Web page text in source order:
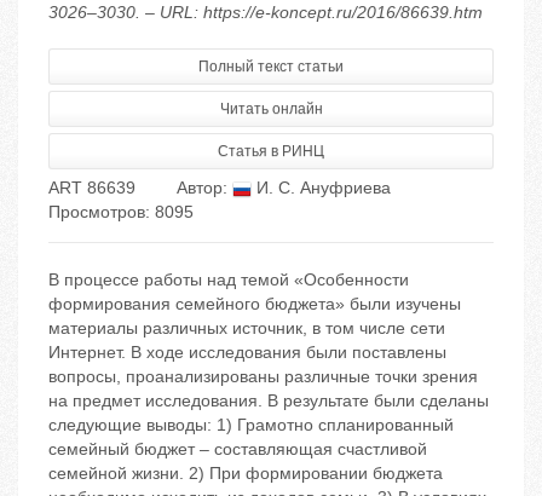
3026–3030. – URL: https://e-koncept.ru/2016/86639.htm
Полный текст статьи
Читать онлайн
Статья в РИНЦ
ART 86639 Автор:
И. С. Ануфриева
Просмотров: 8095
В процессе работы над темой «Особенности
формирования семейного бюджета» были изучены
материалы различных источник, в том числе сети
Интернет. В ходе исследования были поставлены
вопросы, проанализированы различные точки зрения
на предмет исследования. В результате были сделаны
следующие выводы: 1) Грамотно спланированный
семейный бюджет – составляющая счастливой
семейной жизни. 2) При формировании бюджета